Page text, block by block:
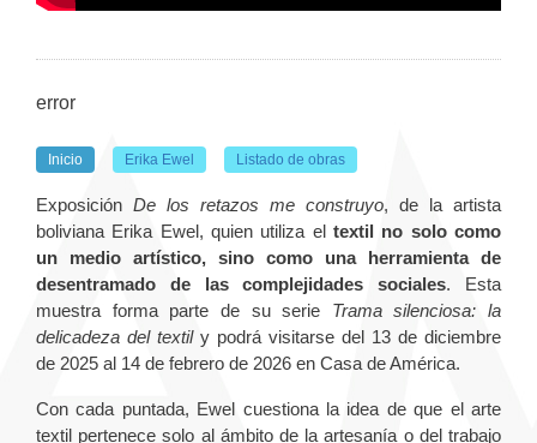
error
Inicio Erika Ewel Listado de obras
Exposición De los retazos me construyo, de la artista
boliviana Erika Ewel, quien utiliza el textil no solo como
un medio artístico, sino como una herramienta de
desentramado de las complejidades sociales. Esta
muestra forma parte de su serie Trama silenciosa: la
delicadeza del textily podrá visitarse del 13 de diciembre
de 2025 al 14 de febrero de 2026 en Casa de América.
Con cada puntada, Ewel cuestiona la idea de que el arte
textil pertenece solo al ámbito de la artesanía o del trabajo